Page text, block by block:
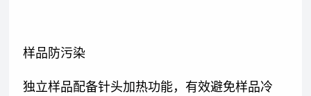
样品防污染
独立样品配备针头加热功能，有效避免样品冷